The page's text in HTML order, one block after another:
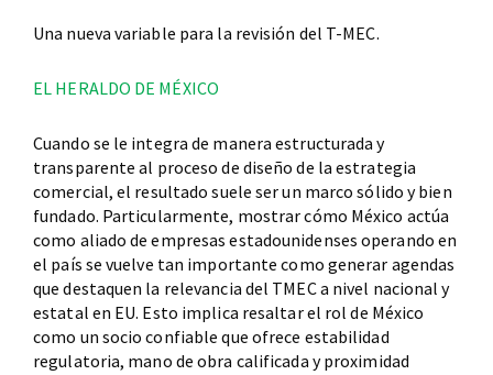
Una nueva variable para la revisión del T-MEC.
EL HERALDO DE MÉXICO
Cuando se le integra de manera estructurada y
transparente al proceso de diseño de la estrategia
comercial, el resultado suele ser un marco sólido y bien
fundado. Particularmente, mostrar cómo México actúa
como aliado de empresas estadounidenses operando en
el país se vuelve tan importante como generar agendas
que destaquen la relevancia del TMEC a nivel nacional y
estatal en EU. Esto implica resaltar el rol de México
como un socio confiable que ofrece estabilidad
regulatoria, mano de obra calificada y proximidad